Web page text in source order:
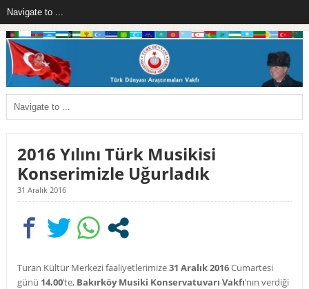
2016 Yılını Türk Musikisi
Konserimizle Uğurladık
31 Aralık 2016
Turan Kültür Merkezi faaliyetlerimize31 Aralık 2016Cumartesi
günü 14.00’te, Bakırköy Musiki Konservatuvarı Vakfı’nın verdiği